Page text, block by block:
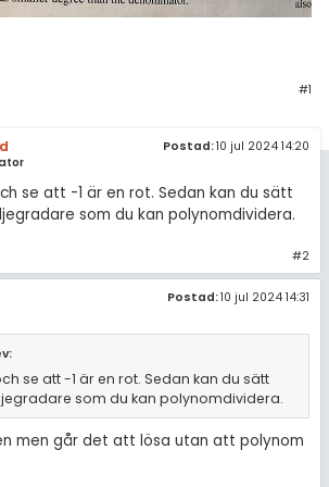
#1
Postad:10 jul 2024 14:20
se att -1 är en rot. Sedan kan du sätt
som du kan polynomdividera.
#2
Postad:10 jul 2024 14:31
se att -1 är en rot. Sedan kan du sätt
som du kan polynomdividera.
men går det att lösa utan att polynom